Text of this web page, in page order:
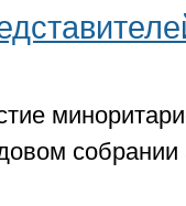
собрании